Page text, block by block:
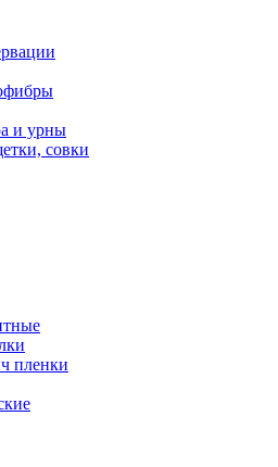
и урны
совки
пленки